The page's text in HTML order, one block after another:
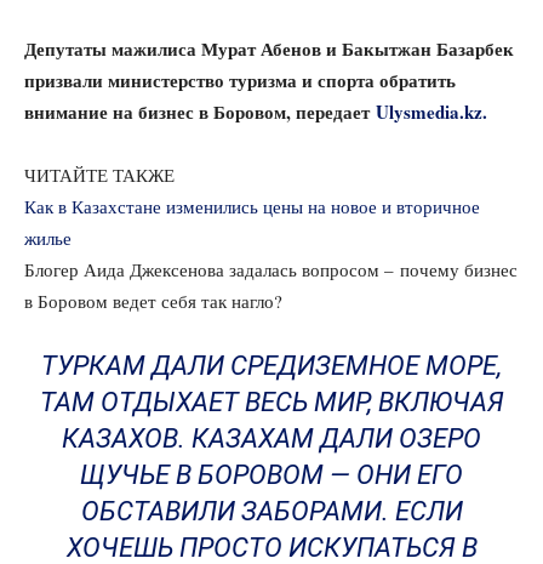
Депутаты мажилиса Мурат Абенов и Бакытжан Базарбек
призвали министерство туризма и спорта обратить
внимание на бизнес в Боровом, передаетUlysmedia.kz.
ЧИТАЙТЕ ТАКЖЕ
Как в Казахстане изменились цены на новое и вторичное
жилье
Блогер Аида Джексенова задалась вопросом – почему бизнес
в Боровом ведет себя так нагло?
ТУРКАМ ДАЛИ СРЕДИЗЕМНОЕ МОРЕ,
ТАМ ОТДЫХАЕТ ВЕСЬ МИР, ВКЛЮЧАЯ
КАЗАХОВ. КАЗАХАМ ДАЛИ ОЗЕРО
ЩУЧЬЕ В БОРОВОМ — ОНИ ЕГО
ОБСТАВИЛИ ЗАБОРАМИ. ЕСЛИ
ХОЧЕШЬ ПРОСТО ИСКУПАТЬСЯ В